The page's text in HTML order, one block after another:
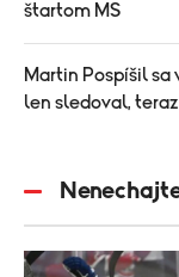
štartom MS
Martin Pospíšil sa
len sledoval,